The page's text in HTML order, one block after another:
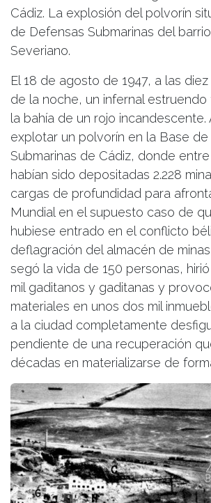
Cádiz. La explosión del polvorín
de Defensas Submarinas del
Severiano.
El 18 de agosto de 1947, a las
de la noche, un infernal
la bahía de un rojo
explotar un polvorín en la Base
Submarinas de Cádiz, donde entre
habían sido depositadas 2.228
cargas de profundidad para
Mundial en el supuesto caso de
hubiese entrado en el conflicto
deflagración del almacén de
segó la vida de 150 personas,
mil gaditanos y gaditanas y
materiales en unos dos mil
a la ciudad completamente
pendiente de una recuperación
décadas en materializarse de